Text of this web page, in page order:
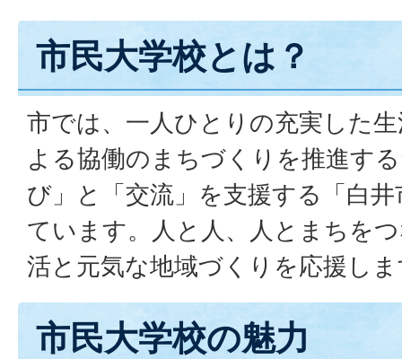
市民大学校とは？
市では、一人ひとりの充実した
よる協働のまちづくりを推進す
び」と「交流」を支援する「白
ています。人と人、人とまちを
活と元気な地域づくりを応援し
市民大学校の魅力